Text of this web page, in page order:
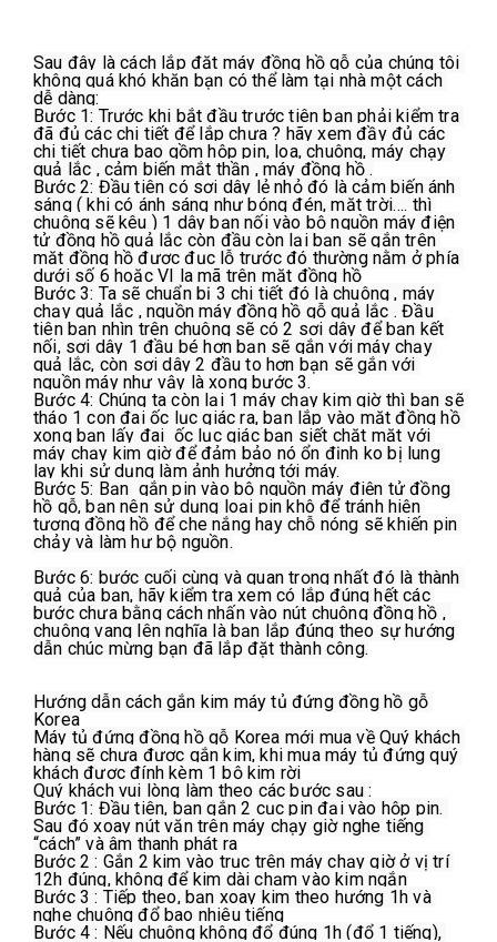
Sau đây là cách lắp đặt máy đồng hồ gỗ của chúng tôi
không quá khó khăn bạn có thể làm tại nhà một cách
dễ dàng:
Bước 1: Trước khi bắt đầu trước tiên bạn phải kiểm tra
đã đủ các chi tiết để lắp chưa ? hãy xem đầy đủ các
chi tiết chưa bao gồm hộp pin, loa, chuông, máy chạy
quả lắc , cảm biến mắt thần , máy đồng hồ .
Bước 2: Đầu tiên có sợi dây lẻ nhỏ đó là cảm biến ánh
sáng ( khi có ánh sáng như bóng đén, mặt trời…. thì
chuông sẽ kêu ) 1 dây bạn nối vào bộ nguồn máy điện
tử đồng hồ quả lắc còn đầu còn lại bạn sẽ gắn trên
mặt đồng hồ được đục lỗ trước đó thường nằm ở phía
dưới số 6 hoặc VI la mã trên mặt đồng hồ
Bước 3: Ta sẽ chuẩn bị 3 chi tiết đó là chuông , máy
chạy quả lắc , nguồn máy đồng hồ gỗ quả lắc . Đầu
tiên bạn nhìn trên chuông sẽ có 2 sợi dây để bạn kết
nối, sợi dây 1 đầu bé hơn bạn sẽ gắn với máy chạy
quả lắc, còn sợi dây 2 đầu to hơn bạn sẽ gắn với
nguồn máy như vậy là xong bước 3.
Bước 4: Chúng ta còn lại 1 máy chạy kim giờ thì bạn sẽ
tháo 1 con đai ốc lục giác ra, bạn lắp vào mặt đồng hồ
xong bạn lấy đai  ốc lục giác bạn siết chặt mặt với
máy chạy kim giờ để đảm bảo nó ổn định ko bị lung
lay khi sử dụng làm ảnh hưởng tới máy.
Bước 5: Bạn  gắn pin vào bộ nguồn máy điện tử đồng
hồ gỗ, bạn nên sử dụng loại pin khô để tránh hiện
tượng đồng hồ để che nắng hay chỗ nóng sẽ khiến pin
chảy và làm hư bộ nguồn.
Bước 6: bước cuối cùng và quan trọng nhất đó là thành
quả của bạn, hãy kiểm tra xem có lắp đúng hết các
bước chưa bằng cách nhấn vào nút chuông đồng hồ ,
chuông vang lên nghĩa là bạn lắp đúng theo sự hướng
dẫn chúc mừng bạn đã lắp đặt thành công.
Hướng dẫn cách gắn kim máy tủ đứng đồng hồ gỗ
Korea
Máy tủ đứng đồng hồ gỗ Korea mới mua về Quý khách
hàng sẽ chưa được gắn kim, khi mua máy tủ đứng quý
khách được đính kèm 1 bộ kim rời
Quý khách vui lòng làm theo các bước sau :
Bước 1: Đầu tiên, bạn gắn 2 cục pin đại vào hộp pin.
Sau đó xoay nút vặn trên máy chạy giờ nghe tiếng
“cách” và âm thanh phát ra
Bước 2 : Gắn 2 kim vào trục trên máy chạy giờ ở vị trí
12h đúng, không để kim dài chạm vào kim ngắn
Bước 3 : Tiếp theo, bạn xoay kim theo hướng 1h và
nghe chuông đổ bao nhiêu tiếng
Bước 4 : Nếu chuông không đổ đúng 1h (đổ 1 tiếng),